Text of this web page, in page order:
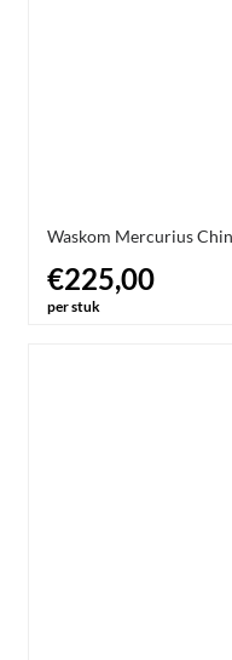
Waskom Mercurius
€225,00
per stuk